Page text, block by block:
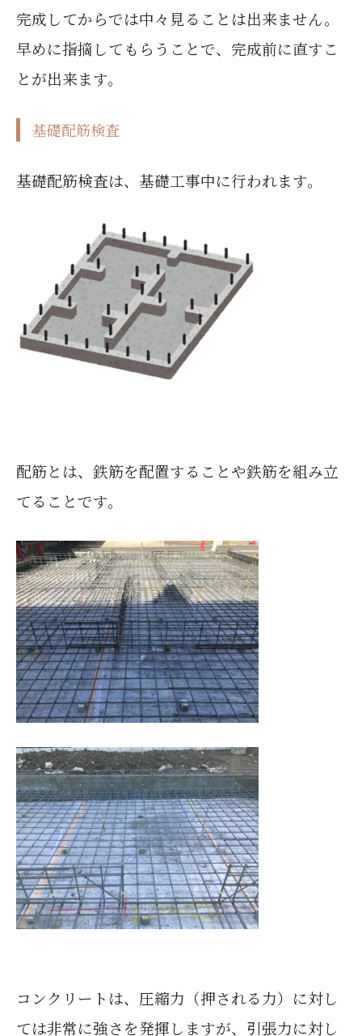
完成してからでは中々見ることは出来ません。
早めに指摘してもらうことで、完成前に直すこ
とが出来ます。
基礎配筋検査
基礎配筋検査は、基礎工事中に行われます。
配筋とは、鉄筋を配置することや鉄筋を組み立
てることです。
コンクリートは、圧縮力（押される力）に対し
ては非常に強さを発揮しますが、引張力に対し